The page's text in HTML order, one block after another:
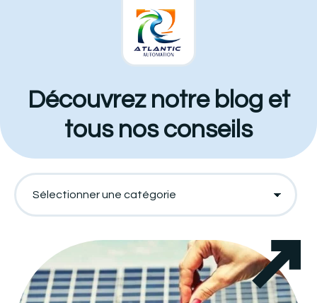
Découvrez notre blog et
tous nos conseils
Panneau de gestion des cookies